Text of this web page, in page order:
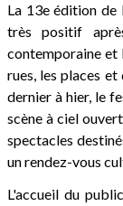
La 13e édition de
très positif
contemporaine et
rues, les places
dernier à hier, le
scène à ciel
spectacles
un rendez-vous
L'accueil du